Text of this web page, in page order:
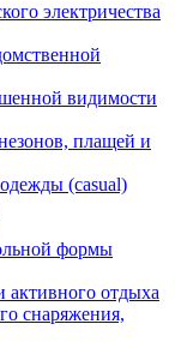
электричества
видимости
плащей и
(casual)
формы
активного отдыха
снаряжения,